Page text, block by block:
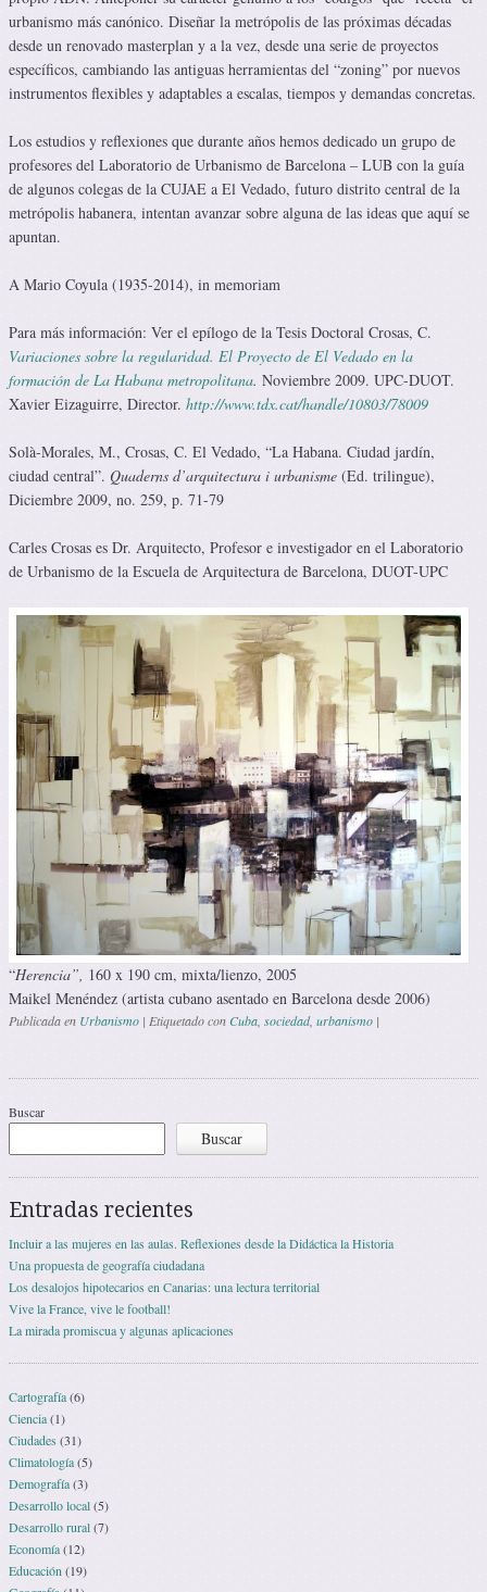
urbanismo más canónico. Diseñar la metrópolis de las próximas décadas
desde un renovado masterplan y a la vez, desde una serie de proyectos
específicos, cambiando las antiguas herramientas del “zoning” por nuevos
instrumentos flexibles y adaptables a escalas, tiempos y demandas concretas.
Los estudios y reflexiones que durante años hemos dedicado un grupo de
profesores del Laboratorio de Urbanismo de Barcelona – LUB con la guía
de algunos colegas de la CUJAE a El Vedado, futuro distrito central de la
metrópolis habanera, intentan avanzar sobre alguna de las ideas que aquí se
apuntan.
A Mario Coyula (1935-2014), in memoriam
Para más información: Ver el epílogo de la Tesis Doctoral Crosas, C.
Variaciones sobre la regularidad. El Proyecto de El Vedado en la
formación de La Habana metropolitana. Noviembre 2009. UPC-DUOT.
Xavier Eizaguirre, Director. http://www.tdx.cat/handle/10803/78009
Solà-Morales, M., Crosas, C. El Vedado, “La Habana. Ciudad jardín,
ciudad central”. Quaderns d’arquitectura i urbanisme (Ed. trilingue),
Diciembre 2009, no. 259, p. 71-79
Carles Crosas es Dr. Arquitecto, Profesor e investigador en el Laboratorio
de Urbanismo de la Escuela de Arquitectura de Barcelona, DUOT-UPC
“Herencia”, 160 x 190 cm, mixta/lienzo, 2005
Maikel Menéndez (artista cubano asentado en Barcelona desde 2006)
Publicada en Urbanismo | Etiquetado conCuba sociedad, urbanismo |
Navegación de entradas
Buscar
Buscar
Entradas recientes
Incluir a las mujeres en las aulas. Reflexiones desde la Didáctica la Historia
Una propuesta de geografía ciudadana
Los desalojos hipotecarios en Canarias: una lectura territorial
Vive la France, vive le football!
La mirada promiscua y algunas aplicaciones
Cartografía(6)
Ciencia(1)
Ciudades (31)
Climatología(5)
Demografía(3)
Desarrollo local(5)
Desarrollo rural(7)
Economía(12)
Educación (19)